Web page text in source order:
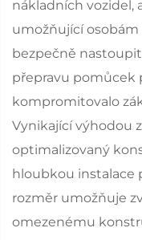
nákladních vozidel,
umožňující
bezpečně
přepravu pomůcek
kompromitovalo
Vynikající výhodou
optimalizovaný
hloubkou instalace
rozměr umožňuje
omezenému